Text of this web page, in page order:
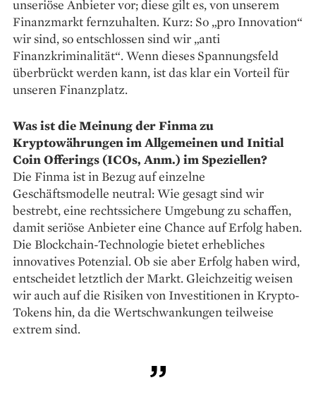
unseriöse Anbieter vor; diese gilt es, von unserem
Finanzmarkt fernzuhalten. Kurz: So „pro Innovation“
wir sind, so entschlossen sind wir „anti
Finanzkriminalität“. Wenn dieses Spannungsfeld
überbrückt werden kann, ist das klar ein Vorteil für
unseren Finanzplatz.
Was ist die Meinung der Finma zu
Kryptowährungen im All­gemeinen und Initial
Coin Offerings (ICOs, Anm.) im Speziellen?
Die Finma ist in Bezug auf einzelne
Geschäftsmodelle ­neutral: Wie gesagt sind wir
bestrebt, eine rechtssichere Umgebung zu schaffen,
damit seriöse Anbieter eine Chance auf Erfolg haben.
Die Blockchain-Technologie bietet erhebliches
innovatives Potenzial. Ob sie aber Erfolg haben wird,
entscheidet letztlich der Markt. Gleichzeitig weisen
wir auch auf die Risiken von Investitionen in Krypto-
Tokens hin, da die Wertschwankungen teilweise
extrem sind.